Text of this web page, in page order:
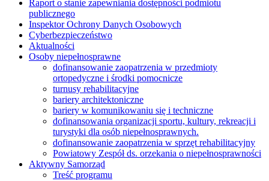
Raport o stanie zapewniania dostępności podmiotu
publicznego
Inspektor Ochrony Danych Osobowych
Cyberbezpieczeństwo
Aktualności
Osoby niepełnosprawne
dofinansowanie zaopatrzenia w przedmioty
ortopedyczne i środki pomocnicze
turnusy rehabilitacyjne
bariery architektoniczne
bariery w komunikowaniu się i techniczne
dofinansowania organizacji sportu, kultury, rekreacji i
turystyki dla osób niepełnosprawnych.
dofinansowanie zaopatrzenia w sprzęt rehabilitacyjny
Powiatowy Zespół ds. orzekania o niepełnosprawności
Aktywny Samorząd
Treść programu